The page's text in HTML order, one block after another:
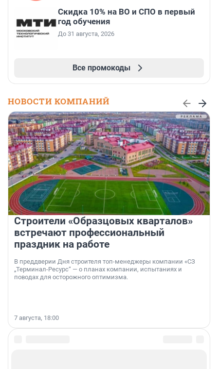
Скидка 10% на ВО и СПО в первый
год обучения
До 31 августа, 2026
Все промокоды
НОВОСТИ КОМПАНИЙ
Строители «Образцовых кварталов»
встречают профессиональный
праздник на работе
В преддверии Дня строителя топ-менеджеры компании «СЗ
„Терминал-Ресурс“ — о планах компании, испытаниях и
поводах для осторожного оптимизма.
7 августа, 18:00